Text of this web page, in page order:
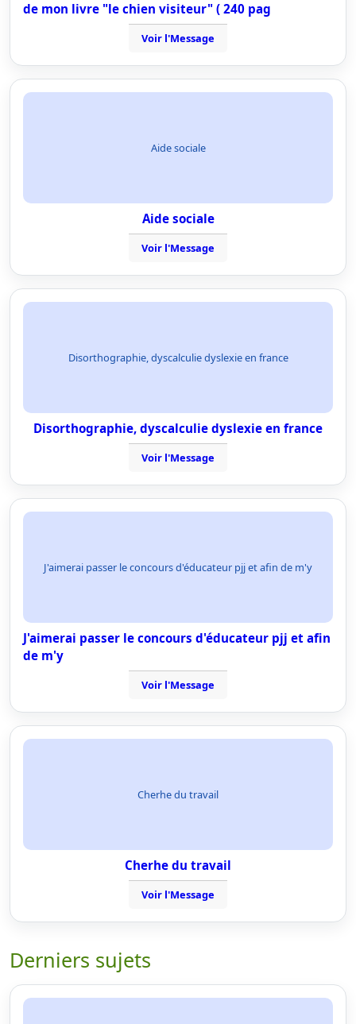
de mon livre "le chien visiteur" ( 240 pag
Voir l'Message
Aide sociale
Aide sociale
Voir l'Message
Disorthographie, dyscalculie dyslexie en france
Disorthographie, dyscalculie dyslexie en france
Voir l'Message
J'aimerai passer le concours d'éducateur pjj et afin de m'y
J'aimerai passer le concours d'éducateur pjj et afin
de m'y
Voir l'Message
Cherhe du travail
Cherhe du travail
Voir l'Message
Derniers sujets